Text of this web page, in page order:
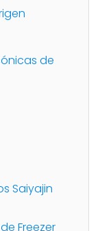
de
Saiyajin
Freezer